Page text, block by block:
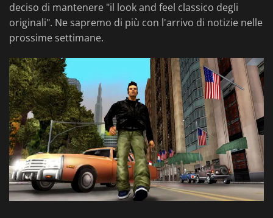
deciso di mantenere "il look and feel classico degli
originali". Ne sapremo di più con l'arrivo di notizie nelle
prossime settimane.